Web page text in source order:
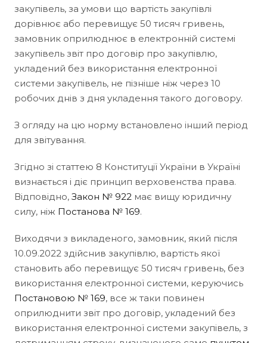
закупівель, за умови що вартість закупівлі
дорівнює або перевищує 50 тисяч гривень,
замовник оприлюднює в електронній системі
закупівель звіт про договір про закупівлю,
укладений без використання електронної
системи закупівель, не пізніше ніж через 10
робочих днів з дня укладення такого договору.
З огляду на цю норму встановлено інший період
для звітування.
Згідно зі статтею 8 Конституції України в Україні
визнається і діє принцип верховенства права.
Відповідно, Закон № 922 має вищу юридичну
силу, ніж Постанова № 169.
Виходячи з викладеного, замовник, який після
10.09.2022 здійснив закупівлю, вартість якої
становить або перевищує 50 тисяч гривень, без
використання електронної системи, керуючись
Постановою № 169, все ж таки повинен
оприлюднити звіт про договір, укладений без
використання електронної системи закупівель, з